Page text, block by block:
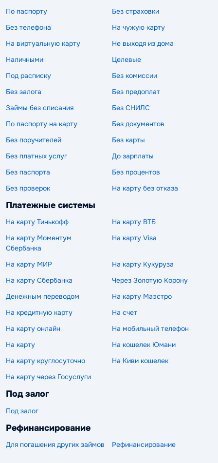
По паспорту
Без страховки
Без телефона
На чужую карту
На виртуальную карту
Не выходя из дома
Наличными
Целевые
Под расписку
Без комиссии
Без залога
Без предоплат
Займы без списания
Без СНИЛС
По паспорту на карту
Без документов
Без поручителей
Без карты
Без платных услуг
До зарплаты
Без паспорта
Без процентов
Без проверок
На карту без отказа
Платежные системы
На карту Тинькофф
На карту ВТБ
На карту Моментум
Сбербанка
На карту Visa
На карту МИР
На карту Кукуруза
На карту Сбербанка
Через Золотую Корону
Денежным переводом
На карту Маэстро
На кредитную карту
На счет
На карту онлайн
На мобильный телефон
На карту
На кошелек Юмани
На карту круглосуточно
На Киви кошелек
На карту через Госуслуги
Под залог
Под залог
Рефинансирование
Для погашения других займов Рефинансирование